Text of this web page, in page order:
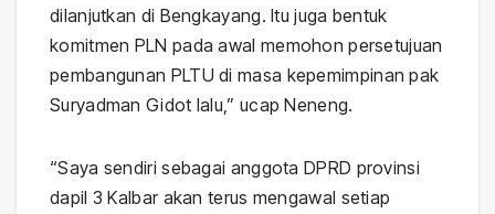
dilanjutkan di Bengkayang. Itu juga bentuk
komitmen PLN pada awal memohon persetujuan
pembangunan PLTU di masa kepemimpinan pak
Suryadman Gidot lalu,” ucap Neneng.
“Saya sendiri sebagai anggota DPRD provinsi
dapil 3 Kalbar akan terus mengawal setiap